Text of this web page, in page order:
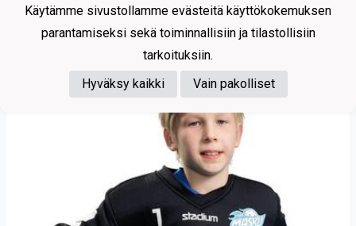
Käytämme sivustollamme evästeitä käyttökokemuksen
parantamiseksi sekä toiminnallisiin ja tilastollisiin
tarkoituksiin.
Hyväksy kaikki
Vain pakolliset